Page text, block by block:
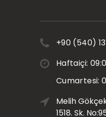
+90 (540)
Haftaiçi:
Cumartesi:
Melih
1518. Sk.